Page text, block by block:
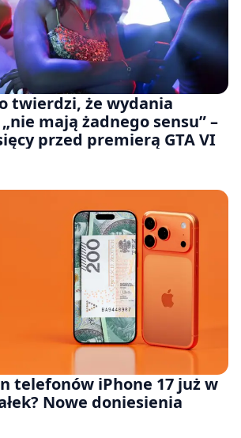
twierdzi, że wydania
mają żadnego sensu” –
przed premierą GTA VI
telefonów iPhone 17 już w
Nowe doniesienia